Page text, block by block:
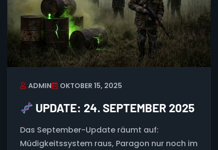
ADMIN OKTOBER 15, 2025
UPDATE: 24. SEPTEMBER 2025
Das September-Update räumt auf:
Müdigkeitssystem raus, Paragon nur noch im